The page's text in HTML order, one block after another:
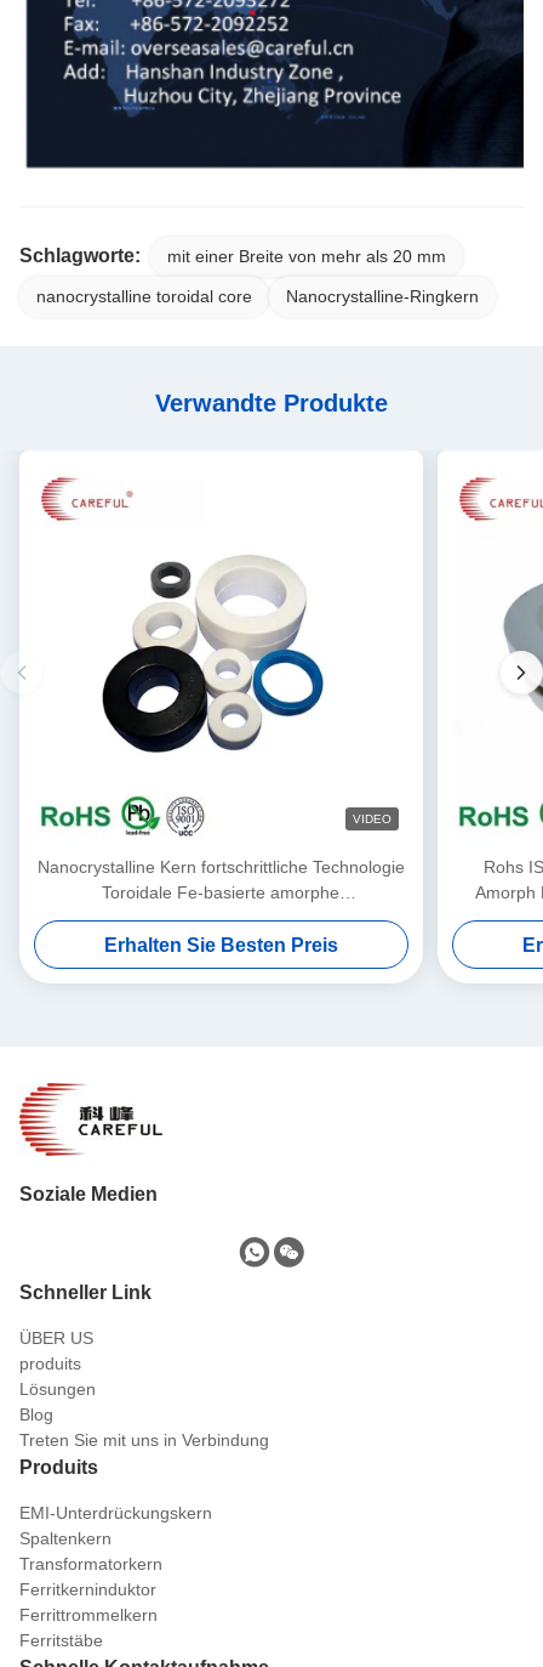
Schlagworte: mit einer Breite von mehr als 20 mm
nanocrystalline toroidal core Nanocrystalline-Ringkern
Verwandte Produkte
VIDEO
Nanocrystalline Kern fortschrittliche Technologie
Toroidale Fe-basierte amorphe
Transformatorkern
Erhalten Sie Besten Preis
Rohs
Amorph
Soziale Medien
Schneller Link
ÜBER US
produits
Lösungen
Blog
Treten Sie mit uns in Verbindung
Produits
EMI-Unterdrückungskern
Spaltenkern
Transformatorkern
Ferritkerninduktor
Ferrittrommelkern
Ferritstäbe